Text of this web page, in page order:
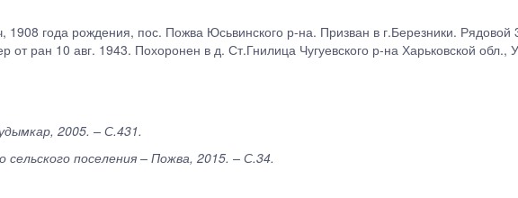
1908 года рождения, пос. Пожва Юсьвинского р-на. Призван в г.Березники. Рядовой
от ран 10 авг. 1943. Похоронен в д. Ст.Гнилица Чугуевского р-на Харьковской обл.,
2005. – С.431.
сельского поселения – Пожва, 2015. – С.34.